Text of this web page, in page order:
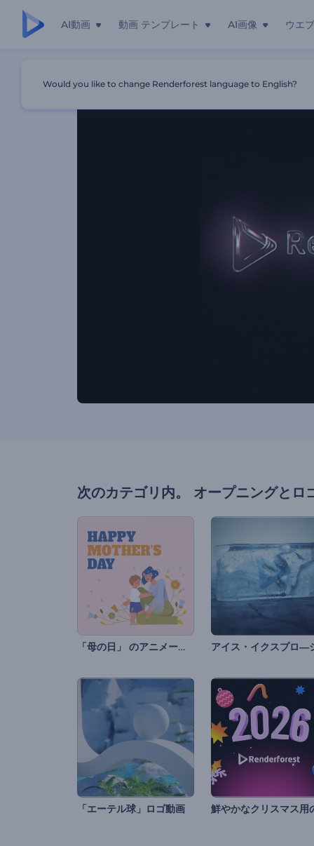
AI動画 動画 テンプレート AI画像 ウエ
次のカテゴリ内。 オープニングとロ
「母の日」 のアニメーション
「エーテル球」ロゴ動画
Would you like to change Renderforest language to English?